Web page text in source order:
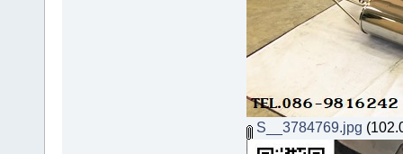
S__3784769.jpg